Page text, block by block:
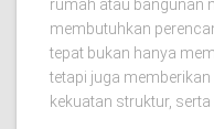
rumah atau bangunan
membutuhkan
tepat bukan hanya
tetapi juga
kekuatan struktur, serta